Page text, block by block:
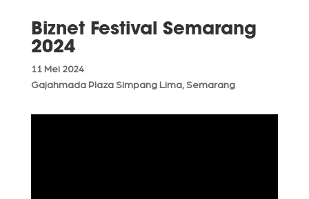
Biznet Festival Semarang
2024
11 Mei 2024
Gajahmada Plaza Simpang Lima, Semarang